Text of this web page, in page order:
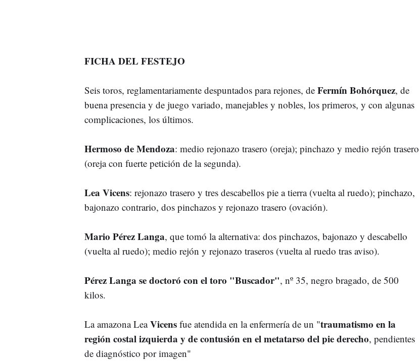
FICHA DEL FESTEJO
Seis toros, reglamentariamente despuntados para rejones, deFermín Bohórquez, de
buena presencia y de juego variado, manejables y nobles, los primeros, y con algunas
complicaciones, los últimos.
Hermoso de Mendoza: medio rejonazo trasero (oreja); pinchazo y medio rejón trasero
(oreja con fuerte petición de la segunda).
Lea Vicens: rejonazo trasero y tres descabellos pie a tierra (vuelta al ruedo); pinchazo,
bajonazo contrario, dos pinchazos y rejonazo trasero (ovación).
Mario Pérez Langa, que tomó la alternativa: dos pinchazos, bajonazo y descabello
(vuelta al ruedo); medio rejón y rejonazo traseros (vuelta al ruedo tras aviso).
Pérez Langa se doctoró con el toro "Buscador", nº 35, negro bragado, de 500
kilos.
La amazona LeaVicensfue atendida en la enfermería de un "traumatismo en la
región costal izquierda y de contusión en el metatarso del pie derecho, pendientes
de diagnóstico por imagen"